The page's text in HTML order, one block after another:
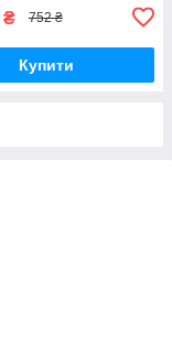
₴ 752 ₴
Купити